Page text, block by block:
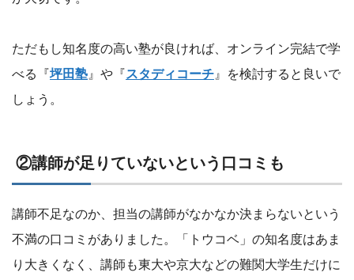
ただもし知名度の高い塾が良ければ、オンライン完結で学
べる『坪田塾』や『スタディコーチ』を検討すると良いで
しょう。
②講師が足りていないという口コミも
講師不足なのか、担当の講師がなかなか決まらないという
不満の口コミがありました。「トウコベ」の知名度はあま
り大きくなく、講師も東大や京大などの難関大学生だけに